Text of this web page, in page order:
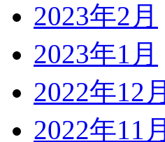
2023年2月
2023年1月
2022年12月
2022年11月